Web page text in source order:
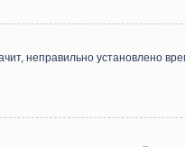
неправильно установлено